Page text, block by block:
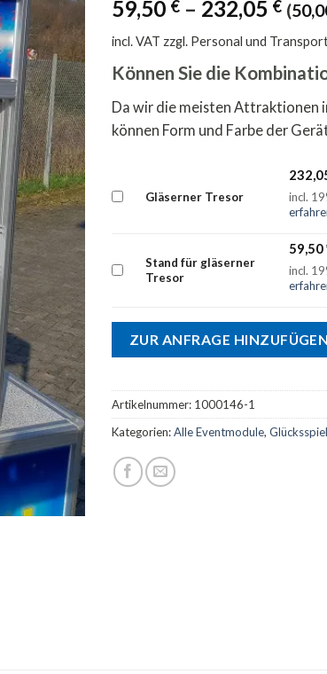
59,50 €– 232,05 € (
incl. VAT zzgl. Personal und
Können Sie die
Da wir die meisten Attraktionen
können Form und Farbe der
Kaufe
eines
für
195,00 €
Gläserner Tresor incl.
Kaufe
eines
für
gläserner
Stand für gläserner
Tresor
59,50
incl.
ZUR ANFRAGE HINZUFÜGEN
Artikelnummer: 1000146-1
Kategorien:Alle Eventmodule,